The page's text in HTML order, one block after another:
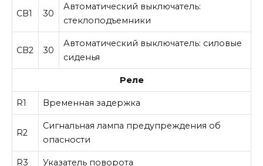
CB1 30
Автоматический выключатель:
стеклоподъемники
CB2 30
Автоматический выключатель: силовые
сиденья
Реле
R1 Временная задержка
R2
Сигнальная лампа предупреждения об
опасности
R3 Указатель поворота